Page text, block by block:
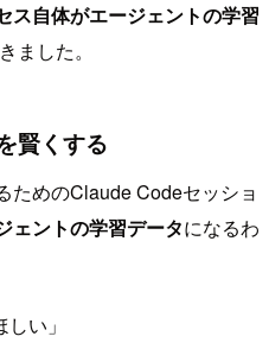
ス自体がエージェントの学習
ました。
賢くする
ためのClaude Codeセッショ
ェントの学習データになるわ
い」